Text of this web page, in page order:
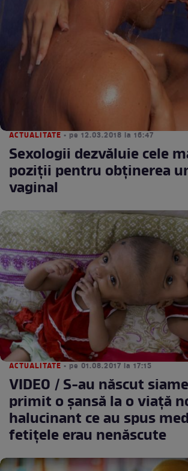
ACTUALITATE • pe 12.03.2018 la 16:47
Sexologii dezvăluie cele mai bune
poziții pentru obținerea
vaginal
ACTUALITATE • pe 01.08.2017 la 17:15
VIDEO / S-au născut
primit o şansă la o viaţă
halucinant ce au spus
fetiţele erau nenăscute